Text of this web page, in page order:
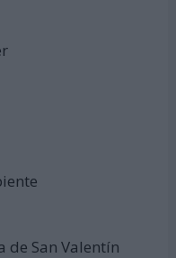
de San Valentín